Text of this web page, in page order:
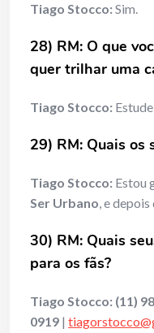
Tiago Stocco:Sim.
28) RM: O que
quer trilhar uma
Tiago Stocco:
29) RM: Quais os
Tiago Stocco: Estou
Ser Urbano, e
30) RM: Quais
para os fãs?
Tiago Stocco: (11)
0919 |